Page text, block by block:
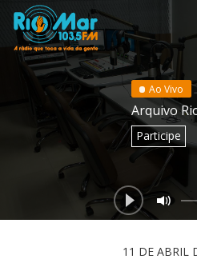
Ao Vivo
Arquivo
Participe
11 DE ABRIL